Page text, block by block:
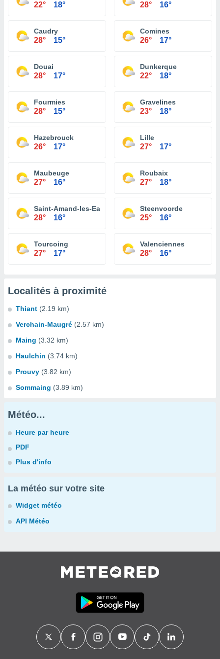
22° 18° 28° 16°
Caudry
28° 15°
Comines
26° 17°
Douai
28° 17°
Dunkerque
22° 18°
Fourmies
28° 15°
Gravelines
23° 18°
Hazebrouck
26° 17°
Lille
27° 17°
Maubeuge
27° 16°
Roubaix
27° 18°
Saint-Amand-les-Eaux
28° 16°
Steenvoorde
25° 16°
Tourcoing
27° 17°
Valenciennes
28° 16°
Localités à proximité
Thiant (2.19 km)
Verchain-Maugré (2.57 km)
Maing (3.32 km)
Haulchin (3.74 km)
Prouvy (3.82 km)
Sommaing (3.89 km)
Météo...
Heure par heure
PDF
Plus d'info
La météo sur votre site
Widget météo
API Météo